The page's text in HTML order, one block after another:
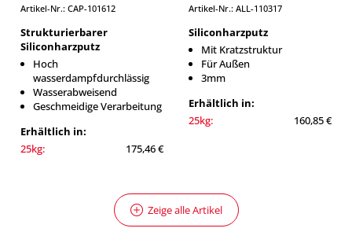
Artikel-Nr.: CAP-101612
Strukturierbarer
Siliconharzputz
Hoch
wasserdampfdurchlässig
Wasserabweisend
Geschmeidige Verarbeitung
Erhältlich in:
25kg:
175,46 €
Artikel-Nr.: ALL-110317
Siliconharzputz
Mit Kratzstruktur
Für Außen
3mm
Erhältlich in:
25kg:
160,85 €
Zeige alle Artikel